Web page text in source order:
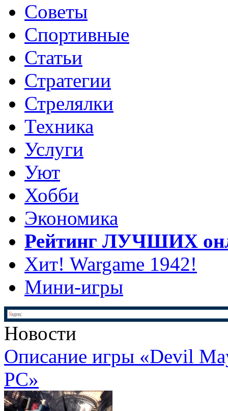
Советы
Спортивные
Статьи
Стратегии
Стрелялки
Техника
Услуги
Уют
Хобби
Экономика
Рейтинг ЛУЧШИХ
Хит! Wargame 1942!
Мини-игры
Новости
Описание игры «Devil
PC»